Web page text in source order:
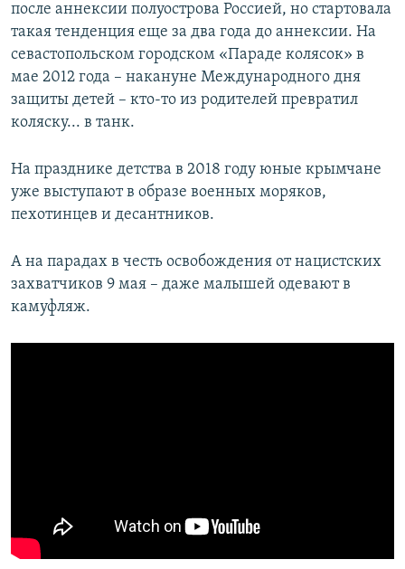
после аннексии полуострова Россией, но стартовала
такая тенденция еще за два года до аннексии. На
севастопольском городском «Параде колясок» в
мае 2012 года – накануне Международного дня
защиты детей – кто-то из родителей превратил
коляску... в танк.​
На празднике детства в 2018 году юные крымчане
уже выступают в образе военных моряков,
пехотинцев и десантников.
А на парадах в честь освобождения от нацистских
захватчиков 9 мая – даже малышей одевают в
камуфляж.